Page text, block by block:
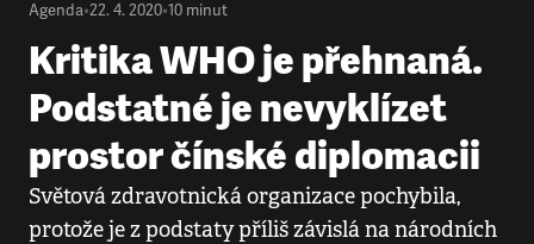
Agenda•22. 4. 2020•10 minut
Kritika WHO je přehnaná.
Podstatné je nevyklízet
prostor čínské diplomacii
Světová zdravotnická organizace pochybila,
protože je z podstaty příliš závislá na národních